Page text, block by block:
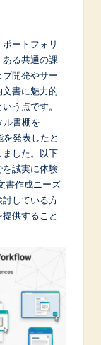
ートフォリ
る共通の課
開発やサー
文書に魅力的
う点です。
ル書棚を
発表したと
した。以下
を誠実に体験
書作成ニーズ
討している方
供すること